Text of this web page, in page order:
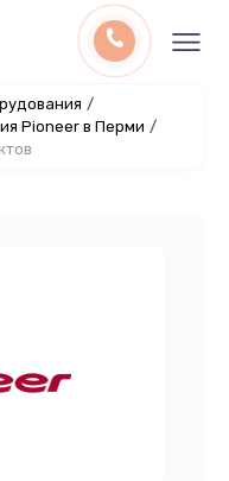
/
Pioneer в Перми /